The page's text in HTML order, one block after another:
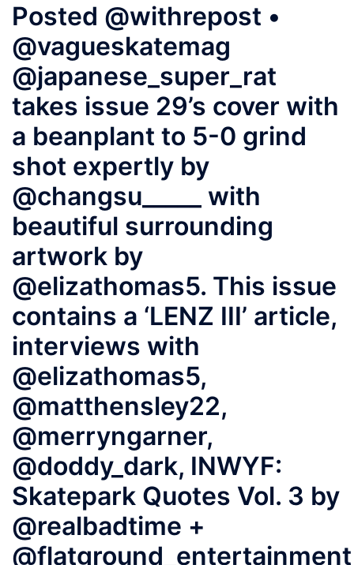
Posted @withrepost •
@vagueskatemag
@japanese_super_rat
takes issue 29’s cover with
a beanplant to 5-0 grind
shot expertly by
@changsu_____ with
beautiful surrounding
artwork by
@elizathomas5. This issue
contains a ‘LENZ III’ article,
interviews with
@elizathomas5,
@matthensley22,
@merryngarner,
@doddy_dark, INWYF:
Skatepark Quotes Vol. 3 by
@realbadtime +
@flatground_entertainment